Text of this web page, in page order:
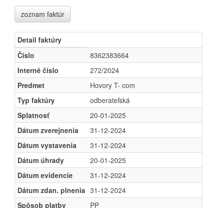
zoznam faktúr
Detail faktúry
Číslo
8362383664
Interné číslo
272/2024
Predmet
Hovory T- com
Typ faktúry
odberateľská
Splatnosť
20-01-2025
Dátum zverejnenia
31-12-2024
Dátum vystavenia
31-12-2024
Dátum úhrady
20-01-2025
Dátum evidencie
31-12-2024
Dátum zdan. plnenia 31-12-2024
Spôsob platby
PP